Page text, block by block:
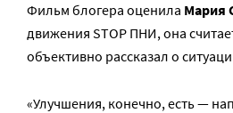
Фильм блогера оценила Мария
движения STOP ПНИ, она
объективно рассказал о
«Улучшения, конечно, есть —